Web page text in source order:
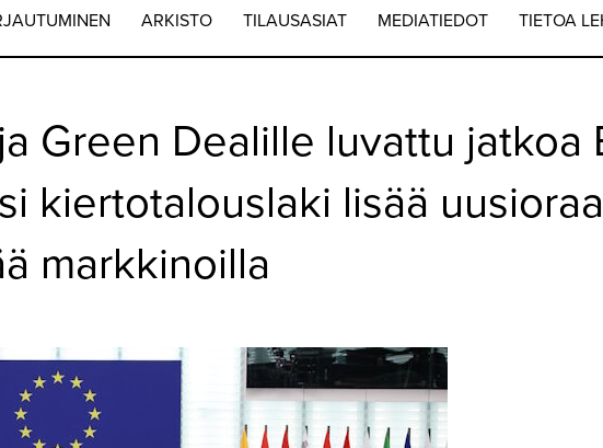
ARKISTO TILAUSASIAT MEDIATIEDOT TIETOA
Green Dealille luvattu jatkoa
kiertotalouslaki lisää
markkinoilla